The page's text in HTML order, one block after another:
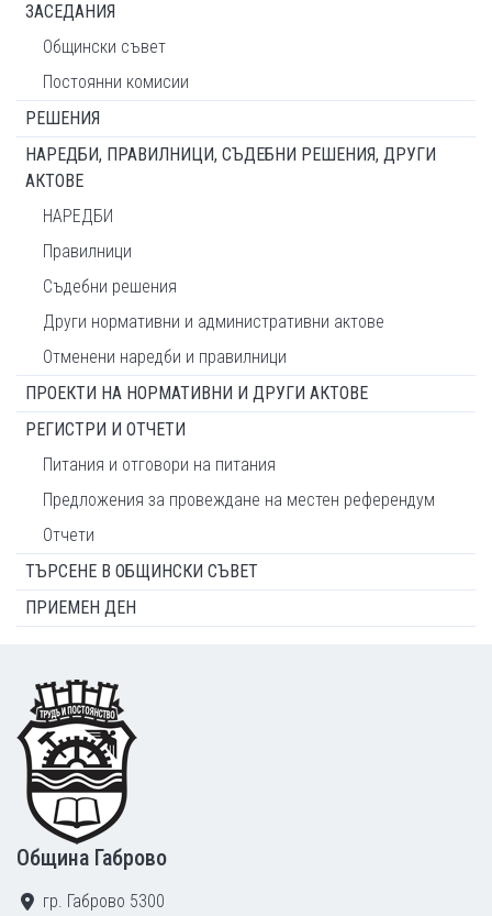
ЗАСЕДАНИЯ
Общински съвет
Постоянни комисии
РЕШЕНИЯ
НАРЕДБИ, ПРАВИЛНИЦИ, СЪДЕБНИ РЕШЕНИЯ, ДРУГИ
АКТОВЕ
НАРЕДБИ
Правилници
Съдебни решения
Други нормативни и административни актове
Отменени наредби и правилници
ПРОЕКТИ НА НОРМАТИВНИ И ДРУГИ АКТОВЕ
РЕГИСТРИ И ОТЧЕТИ
Питания и отговори на питания
Предложения за провеждане на местен референдум
Отчети
ТЪРСЕНЕ В ОБЩИНСКИ СЪВЕТ
ПРИЕМЕН ДЕН
Footer
Община Габрово
гр. Габрово 5300